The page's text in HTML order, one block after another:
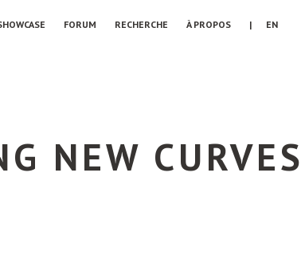
FORUM RECHERCHE À PROPOS | EN
NEW CURVES